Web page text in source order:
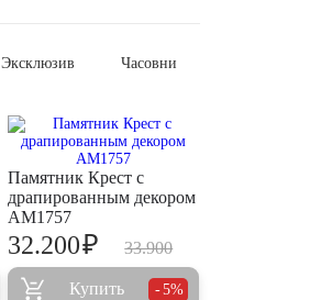
Эксклюзив Часовни
Памятник Крест с
драпированным декором
AM1757
33.900
32.200₽
Купить 5%